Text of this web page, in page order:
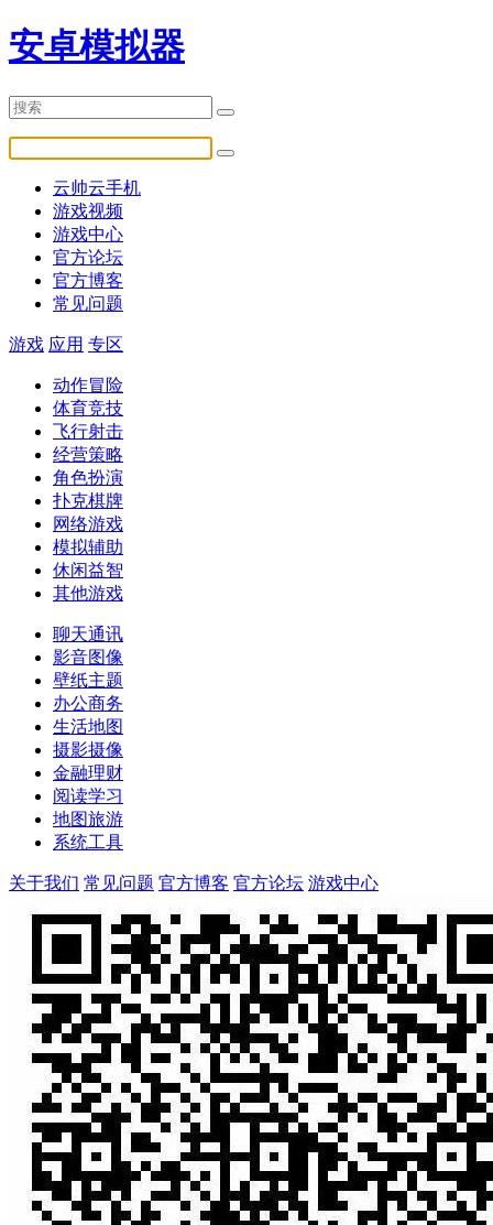
安卓模拟器
云帅云手机
游戏视频
游戏中心
官方论坛
官方博客
常见问题
游戏 应用 专区
动作冒险
体育竞技
飞行射击
经营策略
角色扮演
扑克棋牌
网络游戏
模拟辅助
休闲益智
其他游戏
聊天通讯
影音图像
壁纸主题
办公商务
生活地图
摄影摄像
金融理财
阅读学习
地图旅游
系统工具
关于我们 常见问题 官方博客 官方论坛 游戏中心